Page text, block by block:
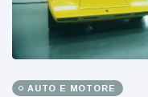
AUTO E MOTORE